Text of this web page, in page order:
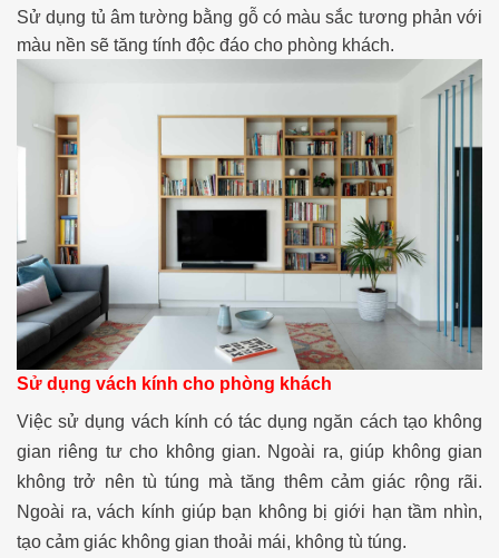
Sử dụng tủ âm tường bằng gỗ có màu sắc tương phản với
màu nền sẽ tăng tính độc đáo cho phòng khách.
Sử dụng vách kính cho phòng khách
Việc sử dụng vách kính có tác dụng ngăn cách tạo không
gian riêng tư cho không gian. Ngoài ra, giúp không gian
không trở nên tù túng mà tăng thêm cảm giác rộng rãi.
Ngoài ra, vách kính giúp bạn không bị giới hạn tầm nhìn,
tạo cảm giác không gian thoải mái, không tù túng.